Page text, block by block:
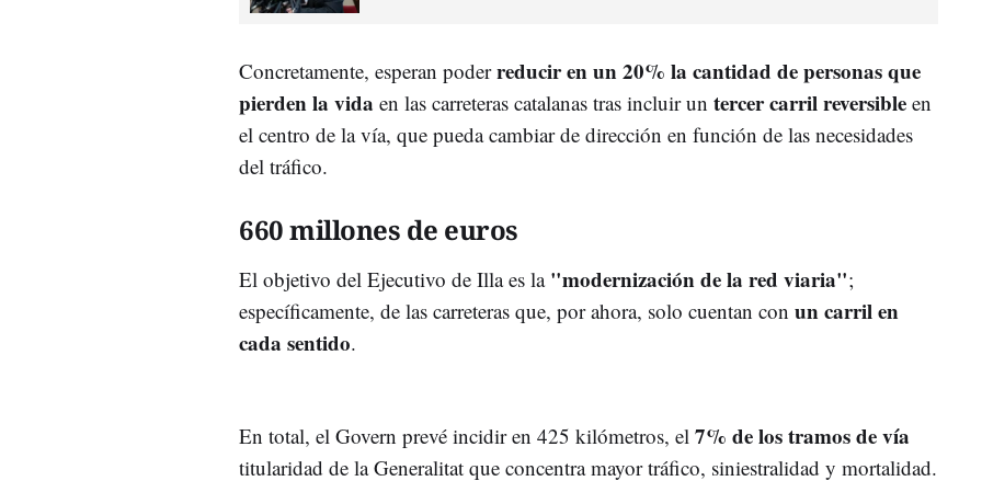
Concretamente, esperan poderreducir en un 20% la cantidad de personas que
pierden la vida en las carreteras catalanas tras incluir un tercer carril reversible en
el centro de la vía, que pueda cambiar de dirección en función de las necesidades
del tráfico.
660 millones de euros
El objetivo del Ejecutivo de Illa es la "modernización de la red viaria";
específicamente, de las carreteras que, por ahora, solo cuentan con un carril en
cada sentido.
En total, el Govern prevé incidir en 425 kilómetros, el 7% de los tramos de vía
titularidad de la Generalitat que concentra mayor tráfico, siniestralidad y mortalidad.